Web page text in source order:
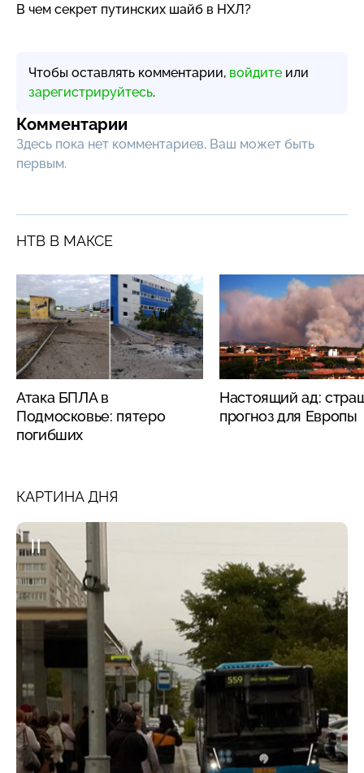
В чем секрет путинских шайб в НХЛ?
Чтобы оставлять комментарии, войдите или
зарегистрируйтесь.
Комментарии
Здесь пока нет комментариев, Ваш может быть
первым.
НТВ В МАКСЕ
Атака БПЛА в
Подмосковье: пятеро
погибших
Настоящий ад:
прогноз для Европы
КАРТИНА ДНЯ